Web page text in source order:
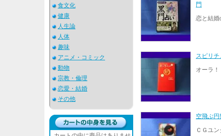
食文化
健康
人生論
人体
趣味
アニメ・コミック
動物
宗教・倫理
恋愛・結婚
その他
門
恋と結婚
スピリ
オーラ！
空飛ぶ
ＣＧユ